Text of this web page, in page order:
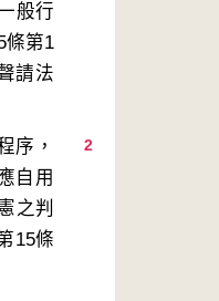
般行
條第1
請法
2
序，
自用
之判
15條